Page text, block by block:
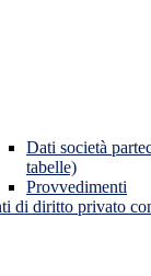
Dati società
tabelle)
Provvedimenti
di diritto privato